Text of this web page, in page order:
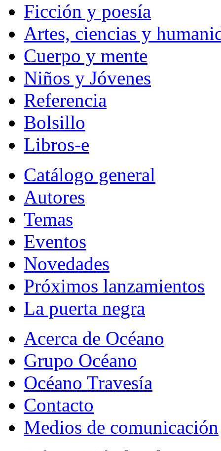
Ficción y poesía
Artes, ciencias y
Cuerpo y mente
Niños y Jóvenes
Referencia
Bolsillo
Libros-e
Catálogo general
Autores
Temas
Eventos
Novedades
Próximos lanzamientos
La puerta negra
Acerca de Océano
Grupo Océano
Océano Travesía
Contacto
Medios de comunicación